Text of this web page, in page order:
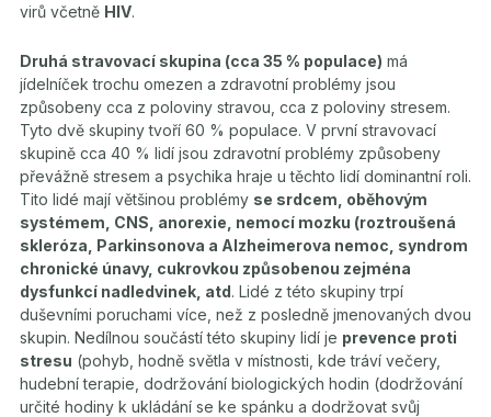
virů včetně HIV.
Druhá stravovací skupina (cca 35 % populace) má
jídelníček trochu omezen a zdravotní problémy jsou
způsobeny cca z poloviny stravou, cca z poloviny stresem.
Tyto dvě skupiny tvoří 60 % populace. V první stravovací
skupině cca 40 % lidí jsou zdravotní problémy způsobeny
převážně stresem a psychika hraje u těchto lidí dominantní roli.
Tito lidé mají většinou problémy se srdcem, oběhovým
systémem, CNS, anorexie, nemocí mozku (roztroušená
skleróza, Parkinsonova a Alzheimerova nemoc, syndrom
chronické únavy, cukrovkou způsobenou zejména
dysfunkcí nadledvinek, atd. Lidé z této skupiny trpí
duševními poruchami více, než z posledně jmenovaných dvou
skupin. Nedílnou součástí této skupiny lidí je prevence proti
stresu (pohyb, hodně světla v místnosti, kde tráví večery,
hudební terapie, dodržování biologických hodin (dodržování
určité hodiny k ukládání se ke spánku a dodržovat svůj